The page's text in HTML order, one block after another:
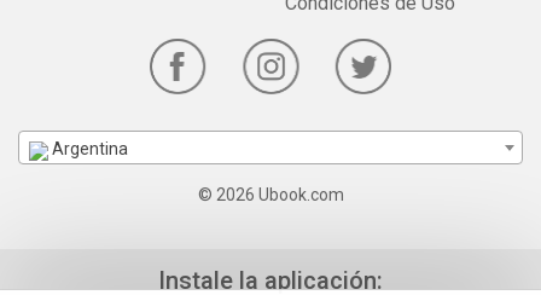
Argentina
© 2026 Ubook.com
Instale la aplicación: